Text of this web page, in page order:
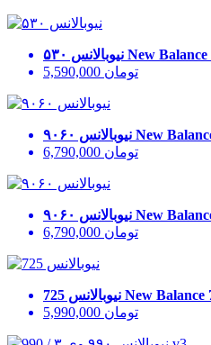
نیوبالانس ۵۳۰ New Balance
5,590,000 تومان
نیوبالانس ۹۰۶۰ New
6,790,000 تومان
نیوبالانس ۹۰۶۰ New
6,790,000 تومان
نیوبالانس 725 New Balance
5,990,000 تومان